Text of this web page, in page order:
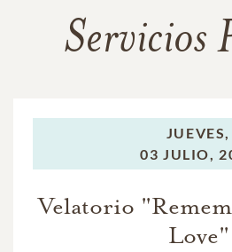
Servicios
JUEVES,
03 JULIO,
Velatorio
Love"